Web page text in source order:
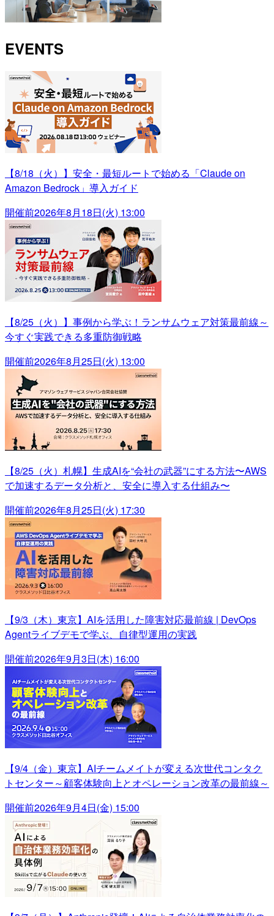
EVENTS
【8/18（火）】安全・最短ルートで始める「Claude on
Amazon Bedrock」導入ガイド
開催前2026年8月18日(火) 13:00
【8/25（火）】事例から学ぶ！ランサムウェア対策最前線～
今すぐ実践できる多重防御戦略
開催前2026年8月25日(火) 13:00
【8/25（火）札幌】生成AIを“会社の武器”にする方法〜AWS
で加速するデータ分析と、安全に導入する仕組み〜
開催前2026年8月25日(火) 17:30
【9/3（木）東京】AIを活用した障害対応最前線 | DevOps
Agentライブデモで学ぶ、自律型運用の実践
開催前2026年9月3日(木) 16:00
【9/4（金）東京】AIチームメイトが変える次世代コンタク
トセンター～顧客体験向上とオペレーション改革の最前線～
開催前2026年9月4日(金) 15:00